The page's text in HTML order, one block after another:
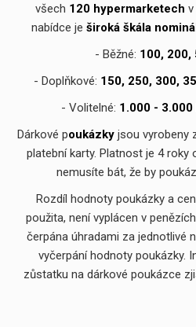
všech 120 hypermarketech
nabídce je široká škála
- Běžné: 100, 200,
- Doplňkové: 150, 250, 300,
- Volitelné: 1.000 - 3.000
Dárkové poukázkyjsou vyrobeny
platební karty. Platnost je 4 roky
nemusíte bát, že by
Rozdíl hodnoty poukázky a
použita, není vyplácen v
čerpána úhradami za jednotlivé
vyčerpání hodnoty poukázky.
zůstatku na dárkové poukázce